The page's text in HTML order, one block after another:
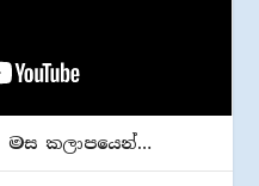
මස කලාපයෙන්…